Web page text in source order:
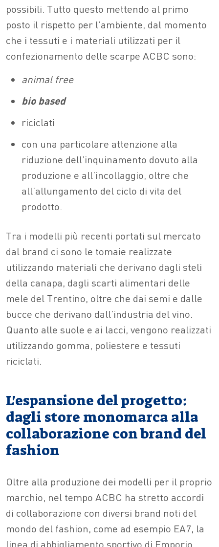
possibili. Tutto questo mettendo al primo
posto il rispetto per l’ambiente, dal momento
che i tessuti e i materiali utilizzati per il
confezionamento delle scarpe ACBC sono:
animal free
bio based
riciclati
con una particolare attenzione alla
riduzione dell’inquinamento dovuto alla
produzione e all’incollaggio, oltre che
all’allungamento del ciclo di vita del
prodotto.
Tra i modelli più recenti portati sul mercato
dal brand ci sono le tomaie realizzate
utilizzando materiali che derivano dagli steli
della canapa, dagli scarti alimentari delle
mele del Trentino, oltre che dai semi e dalle
bucce che derivano dall’industria del vino.
Quanto alle suole e ai lacci, vengono realizzati
utilizzando gomma, poliestere e tessuti
riciclati.
L'espansione del progetto:
dagli store monomarca alla
collaborazione con brand del
fashion
Oltre alla produzione dei modelli per il proprio
marchio, nel tempo ACBC ha stretto accordi
di collaborazione con diversi brand noti del
mondo del fashion, come ad esempio EA7, la
linea di abbigliamento sportivo di Emporio